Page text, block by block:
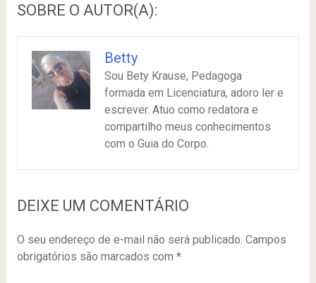
SOBRE O AUTOR(A):
Betty
Sou Bety Krause, Pedagoga
formada em Licenciatura, adoro ler e
escrever. Atuo como redatora e
compartilho meus conhecimentos
com o Guia do Corpo.
DEIXE UM COMENTÁRIO
O seu endereço de e-mail não será publicado. Campos
obrigatórios são marcados com *